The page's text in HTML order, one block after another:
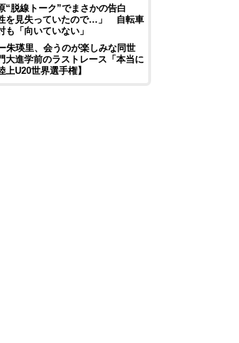
“脱線トーク”でまさかの告白
性を見失っていたので…」 自転車
も「向いていない」
朱瑛里、会うのが楽しみな同世
進学前のラストレース「本当に
上U20世界選手権】